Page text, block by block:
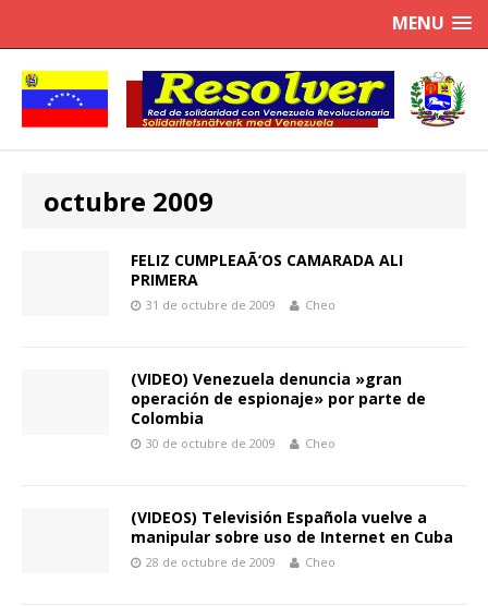
MENU
octubre 2009
FELIZ CUMPLEAÃ‘OS CAMARADA ALI
PRIMERA
31 de octubre de 2009 Cheo
(VIDEO) Venezuela denuncia »gran
operación de espionaje» por parte de
Colombia
30 de octubre de 2009 Cheo
(VIDEOS) Televisión Española vuelve a
manipular sobre uso de Internet en Cuba
28 de octubre de 2009 Cheo